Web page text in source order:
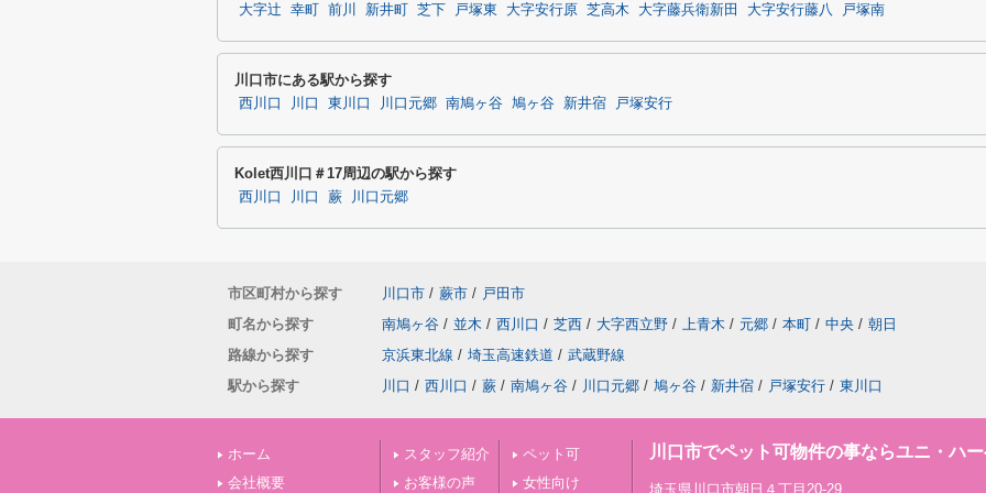
大字辻 幸町 前川 新井町 芝下 戸塚東 大字安行原 芝高木 大字藤兵衛新田 大字安行藤八 戸塚南
川口市にある駅から探す
西川口 川口 東川口 川口元郷 南鳩ヶ谷 鳩ヶ谷 新井宿 戸塚安行
Kolet西川口＃17周辺の駅から探す
西川口 川口 蕨 川口元郷
市区町村から探す 川口市 / 蕨市 / 戸田市
町名から探す
南鳩ヶ谷 / 並木 / 西川口 / 芝西 / 大字西立野 / 上青木 / 元郷 / 本町 / 中央 / 朝日
路線から探す
京浜東北線 / 埼玉高速鉄道 / 武蔵野線
駅から探す
川口 / 西川口 / 蕨 / 南鳩ヶ谷 / 川口元郷 / 鳩ヶ谷 / 新井宿 / 戸塚安行 / 東川口
ホーム
会社概要
スタッフ紹介
お客様の声
ペット可
女性向け
川口市でペット可物件の事ならユニ・ハ
埼玉県川口市朝日４丁目20-29